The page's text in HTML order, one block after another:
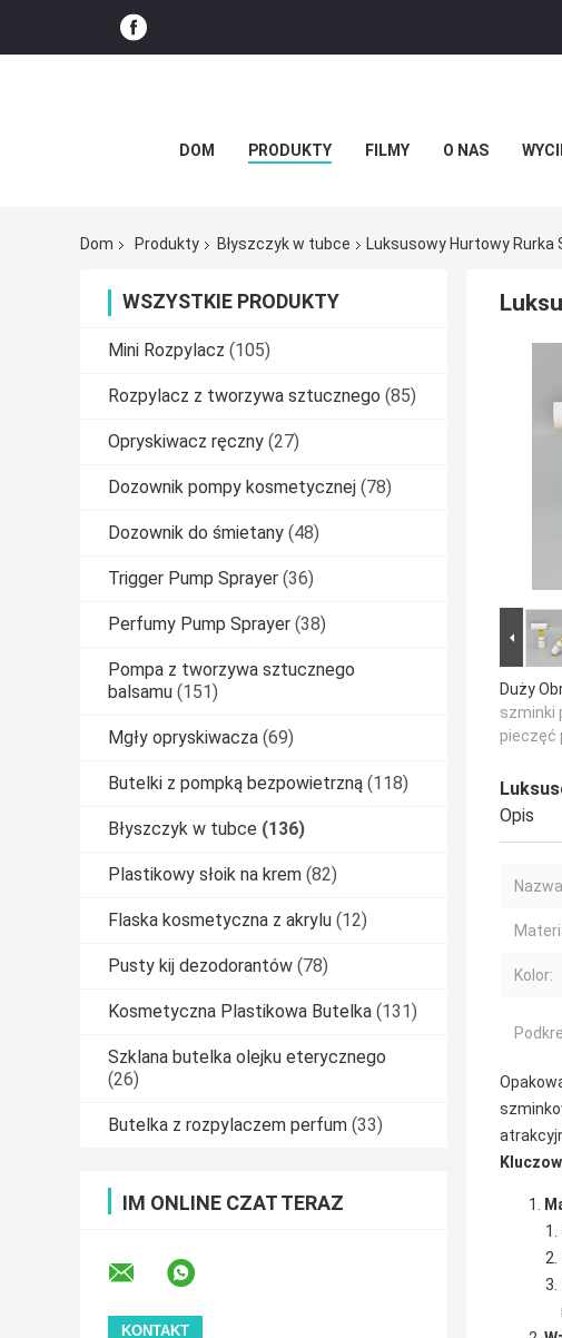
DOM PRODUKTY FILMY O NAS
Dom Produkty Błyszczyk w tubce Luksusowy Hurtowy Rurka
WSZYSTKIE PRODUKTY
Mini Rozpylacz (105)
Rozpylacz z tworzywa sztucznego (85)
Opryskiwacz ręczny (27)
Dozownik pompy kosmetycznej (78)
Dozownik do śmietany (48)
Trigger Pump Sprayer (36)
Perfumy Pump Sprayer (38)
Pompa z tworzywa sztucznego
balsamu (151)
Mgły opryskiwacza (69)
Butelki z pompką bezpowietrzną (118)
Błyszczyk w tubce (136)
Plastikowy słoik na krem (82)
Flaska kosmetyczna z akrylu (12)
Pusty kij dezodorantów (78)
Kosmetyczna Plastikowa Butelka (131)
Szklana butelka olejku eterycznego
(26)
Butelka z rozpylaczem perfum (33)
IM ONLINE CZAT TERAZ
Duży
szminki
pieczęć
Opis
Kolor: